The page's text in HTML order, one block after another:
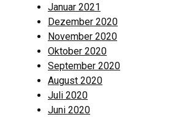
Januar 2021
Dezember 2020
November 2020
Oktober 2020
September 2020
August 2020
Juli 2020
Juni 2020